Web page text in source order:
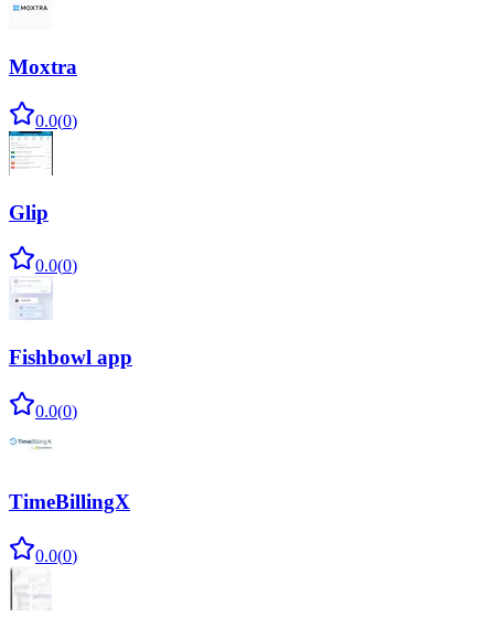
Moxtra
0.0(0)
Glip
0.0(0)
Fishbowl app
0.0(0)
TimeBillingX
0.0(0)